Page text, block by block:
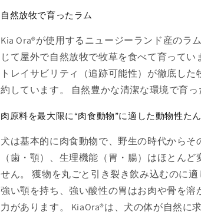
バ
4.5kg
の
を
減
す
バ
4.5kg
の
数
量
を
増
す
自然放牧で育ったラム
Kia Ora®が使用するニュージーランド産のラ
じて屋外で自然放牧で牧草を食べて育ってい
トレイサビリティ（追跡可能性）が徹底した
約しています。 自然豊かな清潔な環境で育っ
肉原料を最大限に“肉食動物”に適した動物性た
犬は基本的に肉食動物で、野生の時代からそ
（歯・顎）、生理機能（胃・腸）はほとんど
せん。 獲物を丸ごと引き裂き飲み込むのに適
強い顎を持ち、強い酸性の胃はお肉や骨を溶
力があります。 KiaOra®は、犬の体が自然に